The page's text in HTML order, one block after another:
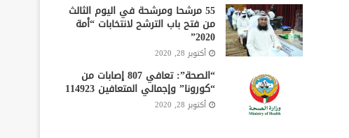
55 مرشحا ومرشحة في اليوم الثالث
من فتح باب الترشح لانتخابات “أمة
2020”
أكتوبر 28, 2020
“الصحة”: تعافي 807 إصابات من
“كورونا” وإجمالي المتعافين 114923
أكتوبر 28, 2020